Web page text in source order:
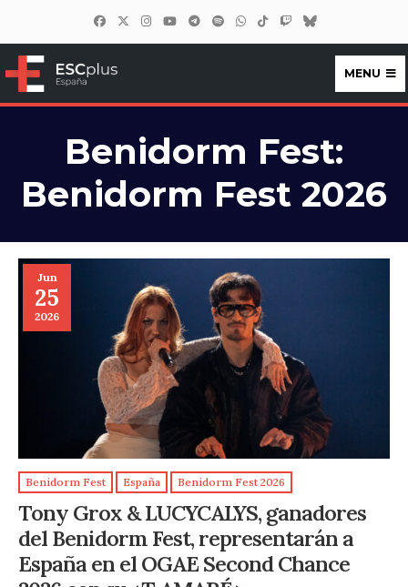
ESCplus España
MENU
Benidorm Fest:
Benidorm Fest 2026
Jun
25
2026
Benidorm Fest España Benidorm Fest 2026
Tony Grox & LUCYCALYS, ganadores
del Benidorm Fest, representarán a
España en el OGAE Second Chance